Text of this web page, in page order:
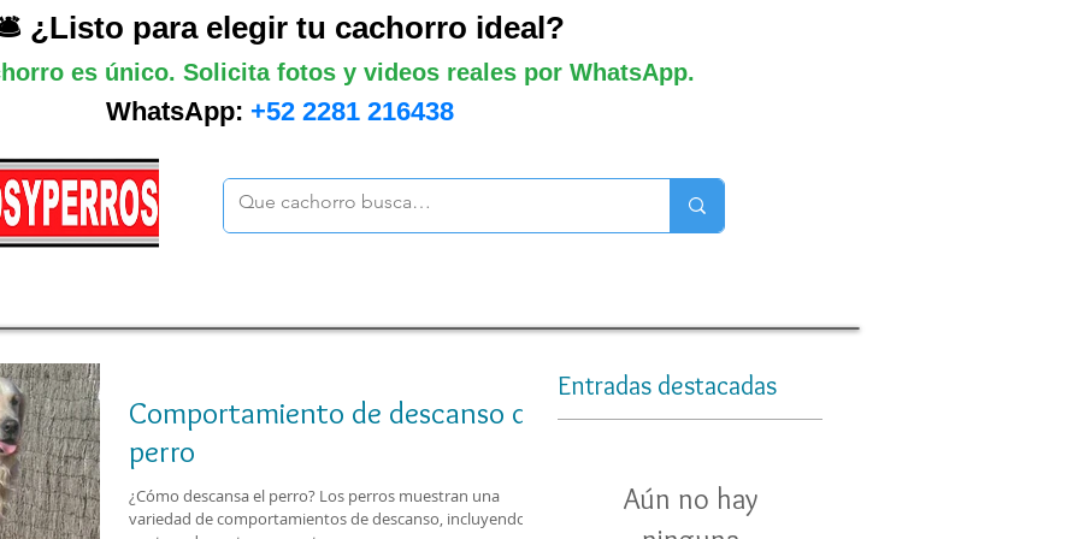
¿Listo para elegir tu cachorro ideal?
es único. Solicita fotos y videos reales por WhatsApp.
WhatsApp: +52 2281 216438
Comportamiento de descanso del
perro
¿Cómo descansa el perro? Los perros muestran una
variedad de comportamientos de descanso, incluyendo la
Entradas destacadas
Aún no hay